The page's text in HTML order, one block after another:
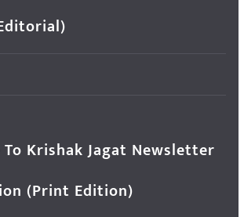
Krishak Jagat Newsletter
(Print Edition)